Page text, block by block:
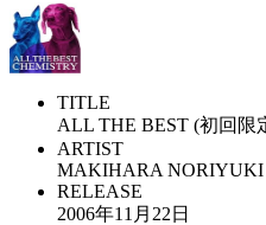
TITLE
ALL THE BEST (初回限
ARTIST
MAKIHARA NORIYUKI
RELEASE
2006年11月22日